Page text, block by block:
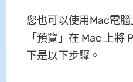
您也可以使用Mac電
「預覽」在 Mac 上將
下是以下步驟。